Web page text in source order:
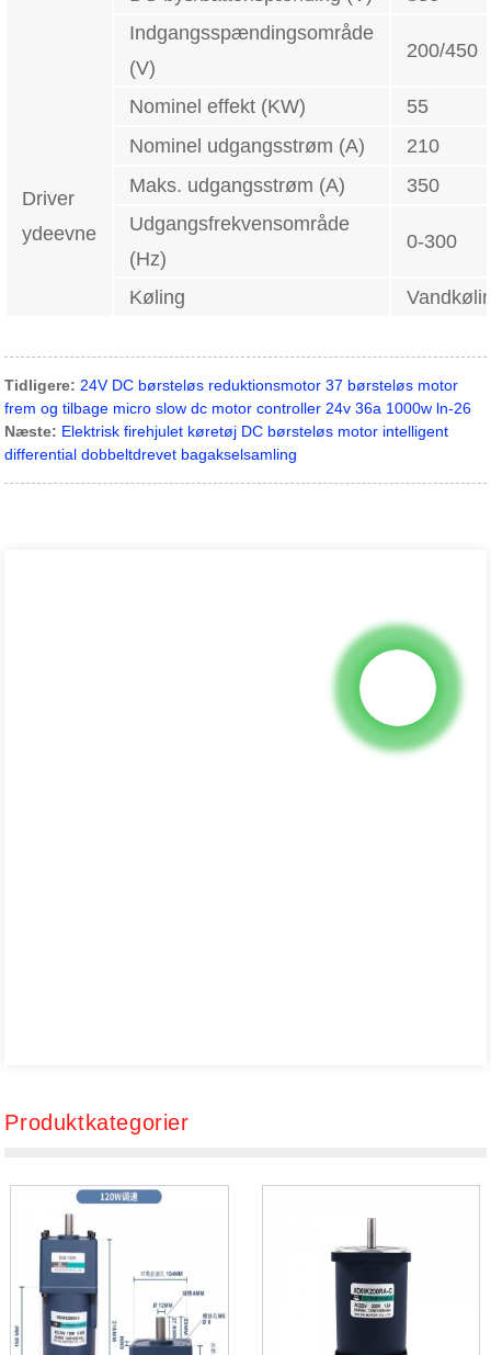
Driver
ydeevne
Indgangsspændingsområde
(V)
200/450
Nominel effekt (KW)
55
Nominel udgangsstrøm (A)
210
Maks. udgangsstrøm (A)
350
Udgangsfrekvensområde
(Hz)
0-300
Køling
Tidligere: 24V DC børsteløs reduktionsmotor 37 børsteløs motor
frem og tilbage micro slow dc motor controller 24v 36a 1000w ln-26
Næste: Elektrisk firehjulet køretøj DC børsteløs motor intelligent
differential dobbeltdrevet bagakselsamling
Produktkategorier